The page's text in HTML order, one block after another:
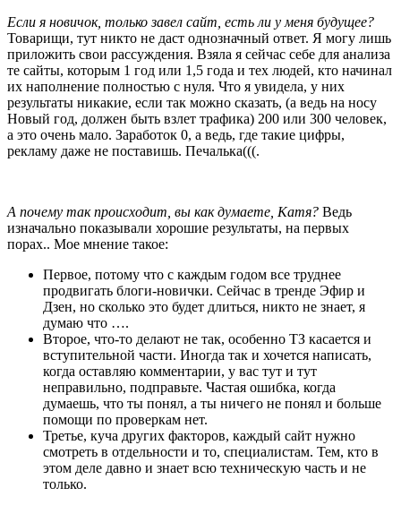
Если я новичок, только завел сайт, есть ли у меня будущее?
Товарищи, тут никто не даст однозначный ответ. Я могу лишь
приложить свои рассуждения. Взяла я сейчас себе для анализа
те сайты, которым 1 год или 1,5 года и тех людей, кто начинал
их наполнение полностью с нуля. Что я увидела, у них
результаты никакие, если так можно сказать, (а ведь на носу
Новый год, должен быть взлет трафика) 200 или 300 человек,
а это очень мало. Заработок 0, а ведь, где такие цифры,
рекламу даже не поставишь. Печалька(((.
А почему так происходит, вы как думаете, Катя? Ведь
изначально показывали хорошие результаты, на первых
порах.. Мое мнение такое:
Первое, потому что с каждым годом все труднее
продвигать блоги-новички. Сейчас в тренде Эфир и
Дзен, но сколько это будет длиться, никто не знает, я
думаю что ….
Второе, что-то делают не так, особенно ТЗ касается и
вступительной части. Иногда так и хочется написать,
когда оставляю комментарии, у вас тут и тут
неправильно, подправьте. Частая ошибка, когда
думаешь, что ты понял, а ты ничего не понял и больше
помощи по проверкам нет.
Третье, куча других факторов, каждый сайт нужно
смотреть в отдельности и то, специалистам. Тем, кто в
этом деле давно и знает всю техническую часть и не
только.